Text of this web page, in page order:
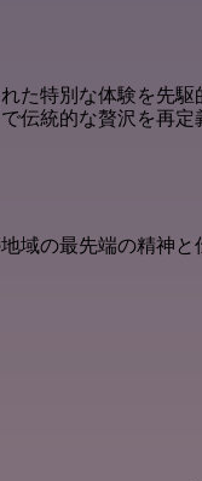
た特別な体験を先
伝統的な贅沢を再定
域の最先端の精神